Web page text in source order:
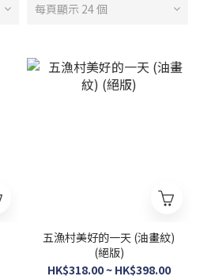
每頁顯示 24 個
五漁村美好的一天 (油畫紋)
(絕版)
HK$318.00 ~ HK$398.00